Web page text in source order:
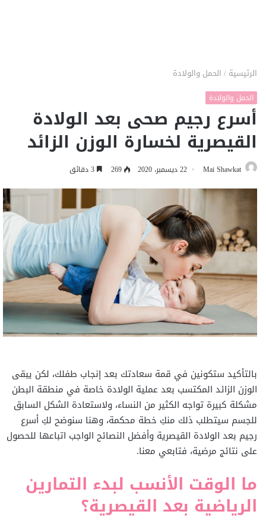
الرئيسية / الحمل والولادة
الحمل والولادة
أسرع رجيم صحى بعد الولادة
القيصرية لخسارة الوزن الزائد
Mai Shawkat 22 ديسمبر، 2020 269
بالتأكيد ستكونين في قمة سعادتك بعد إنجاب طفلك، لكن يبقى
الوزن الزائد المكتسب بعد عملية الولادة خاصة في منطقة البطن
مشكلة كبيرة تواجه الكثير من النساء، ولاستعادة الشكل السابق
للجسم سيتطلب ذلك منكِ خطة محكمة، وهنا سنوضح لكِ أسرع
رجيم بعد الولادة القيصرية وأفضل النصائح الواجب اتباعها للحصول
على نتائج مرضية، فتابعي معنا.
ما الوقت الأنسب لبدء التمارين
الرياضية بعد القيصرية؟